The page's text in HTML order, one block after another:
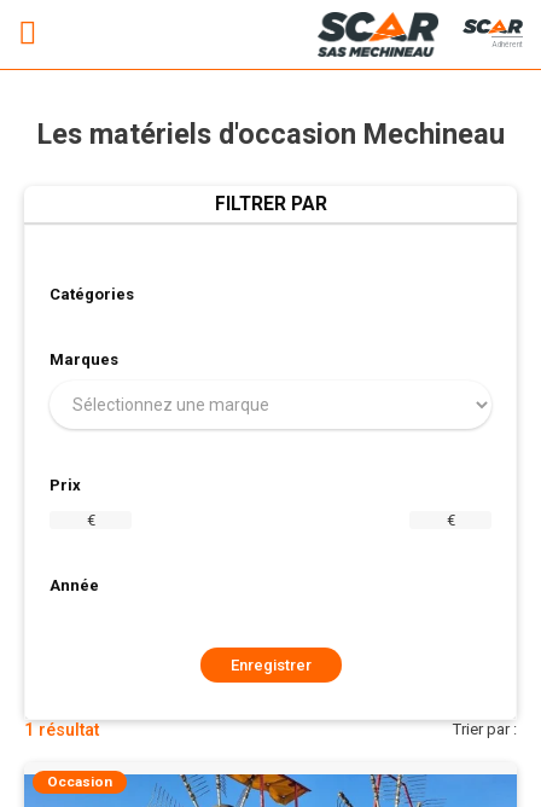
Adhérent
Les matériels d'occasion Mechineau
FILTRER PAR
Catégories
Marques
Prix
€
€
Année
Enregistrer
1 résultat Trier par :
Occasion